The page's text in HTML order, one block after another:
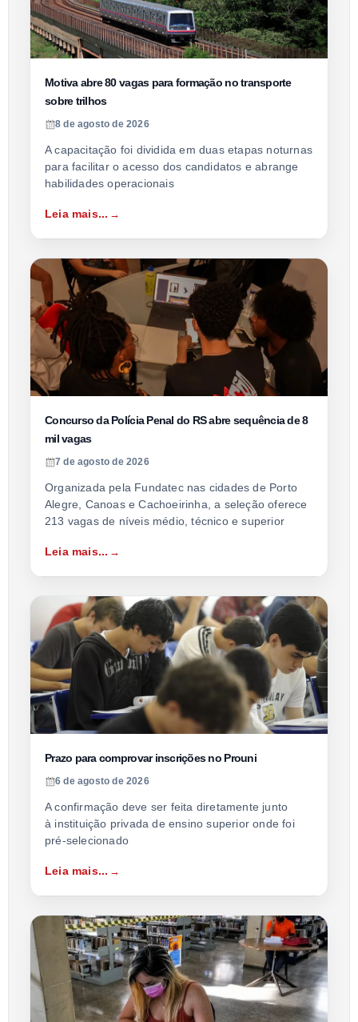
Motiva abre 80 vagas para formação no transporte
sobre trilhos
8 de agosto de 2026
A capacitação foi dividida em duas etapas noturnas
para facilitar o acesso dos candidatos e abrange
habilidades operacionais
Leia mais...
Concurso da Polícia Penal do RS abre sequência de 8
mil vagas
7 de agosto de 2026
Organizada pela Fundatec nas cidades de Porto
Alegre, Canoas e Cachoeirinha, a seleção oferece
213 vagas de níveis médio, técnico e superior
Leia mais...
Prazo para comprovar inscrições no Prouni
6 de agosto de 2026
A confirmação deve ser feita diretamente junto
à instituição privada de ensino superior onde foi
pré-selecionado
Leia mais...